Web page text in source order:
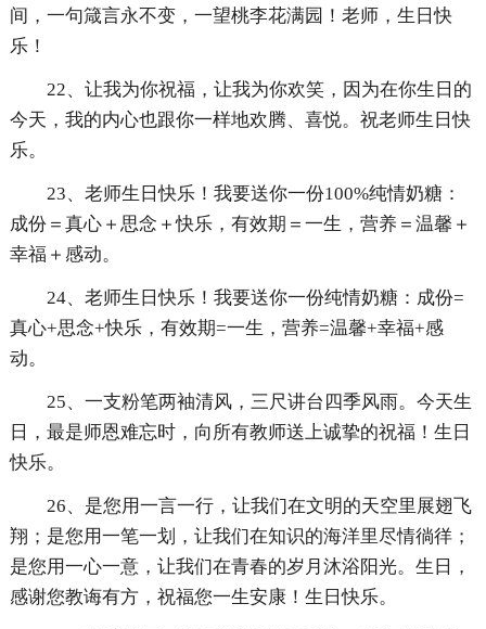
间，一句箴言永不变，一望桃李花满园！老师，生日快
乐！
22、让我为你祝福，让我为你欢笑，因为在你生日的
今天，我的内心也跟你一样地欢腾、喜悦。祝老师生日快
乐。
23、老师生日快乐！我要送你一份100%纯情奶糖：
成份＝真心＋思念＋快乐，有效期＝一生，营养＝温馨＋
幸福＋感动。
24、老师生日快乐！我要送你一份纯情奶糖：成份=
真心+思念+快乐，有效期=一生，营养=温馨+幸福+感
动。
25、一支粉笔两袖清风，三尺讲台四季风雨。今天生
日，最是师恩难忘时，向所有教师送上诚挚的祝福！生日
快乐。
26、是您用一言一行，让我们在文明的天空里展翅飞
翔；是您用一笔一划，让我们在知识的海洋里尽情徜徉；
是您用一心一意，让我们在青春的岁月沐浴阳光。生日，
感谢您教诲有方，祝福您一生安康！生日快乐。